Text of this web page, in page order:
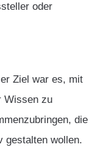
oder
Ziel war es, mit
Wissen zu
die
gestalten wollen.